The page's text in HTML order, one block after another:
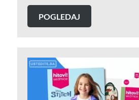
POGLEDAJ